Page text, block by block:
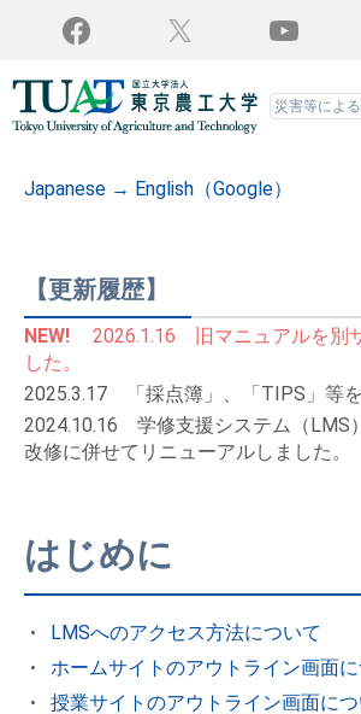
Facebook Twitter
災害等によ
Japanese → English（Google）
【更新履歴】
NEW!
2026.1.16 旧マニュアルを別
した。
2025.3.17 「採点簿」、「TIPS」等を
2024.10.16 学修支援システム（LMS
改修に併せてリニューアルしました。
はじめに
LMSへのアクセス方法について
ホームサイトのアウトライン画面
授業サイトのアウトライン画面につ